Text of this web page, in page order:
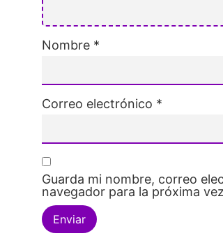
Nombre *
Correo electrónico *
Guarda mi nombre, correo
navegador para la próxima